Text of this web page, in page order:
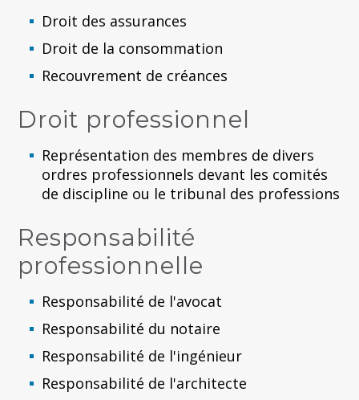
Droit des assurances
Droit de la consommation
Recouvrement de créances
Droit professionnel
Représentation des membres de divers
ordres professionnels devant les comités
de discipline ou le tribunal des professions
Responsabilité
professionnelle
Responsabilité de l'avocat
Responsabilité du notaire
Responsabilité de l'ingénieur
Responsabilité de l'architecte